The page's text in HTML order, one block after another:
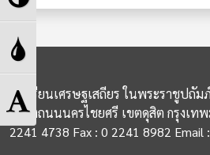
High
Contrast
Toggle
Grayscale
Toggle
Font
โรงเรียนเศรษฐเสถียร ในพระราชูปถั
แขวงถนนนครไชยศรี เขตดุสิต กรุงเท
2241 4738 Fax : 0 2241 8982